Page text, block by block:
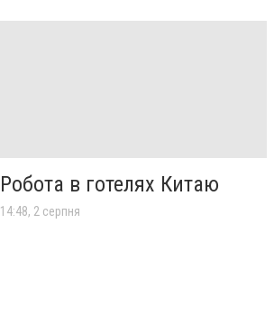
Робота в готелях Китаю
14:48, 2 серпня